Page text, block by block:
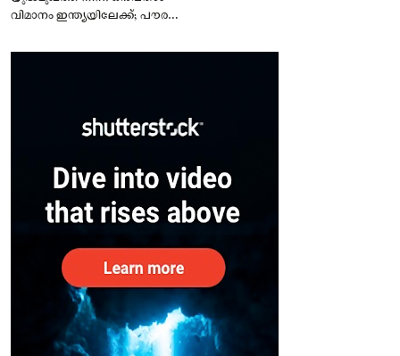
വിമാനം ഇന്ത്യയിലേക്ക്; പൗരന്മാർ
– കേന്ദ്രം